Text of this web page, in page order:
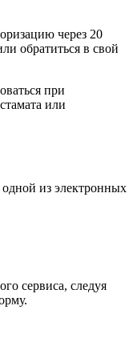
через 20
обратиться в свой
при
или
из электронных
сервиса, следуя